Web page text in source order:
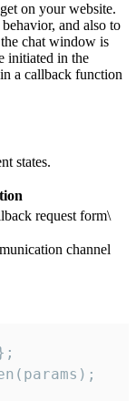
on your website.
and also to
chat window is
initiated in the
a callback function
states.
request form\
channel